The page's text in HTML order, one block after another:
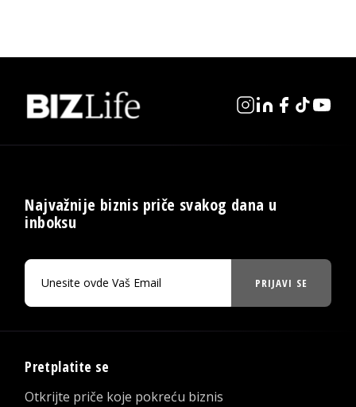
Najvažnije biznis priče svakog dana u
inboksu
PRIJAVI SE
Pretplatite se
Otkrijte priče koje pokreću biznis